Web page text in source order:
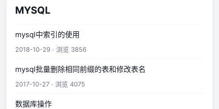
MYSQL
mysql中索引的使用
2018-10-29 · 浏览 3856
mysql批量删除相同前缀的表和修改表名
2017-10-27 · 浏览 4075
数据库操作